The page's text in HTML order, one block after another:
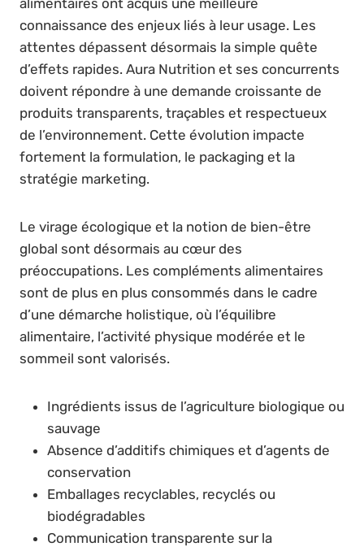
alimentaires ont acquis une meilleure
connaissance des enjeux liés à leur usage. Les
attentes dépassent désormais la simple quête
d’effets rapides. Aura Nutrition et ses concurrents
doivent répondre à une demande croissante de
produits transparents, traçables et respectueux
de l’environnement. Cette évolution impacte
fortement la formulation, le packaging et la
stratégie marketing.
Le virage écologique et la notion de bien-être
global sont désormais au cœur des
préoccupations. Les compléments alimentaires
sont de plus en plus consommés dans le cadre
d’une démarche holistique, où l’équilibre
alimentaire, l’activité physique modérée et le
sommeil sont valorisés.
Ingrédients issus de l’agriculture biologique ou
sauvage
Absence d’additifs chimiques et d’agents de
conservation
Emballages recyclables, recyclés ou
biodégradables
Communication transparente sur la